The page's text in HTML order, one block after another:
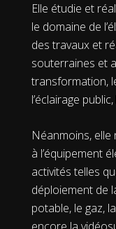
Elle étudie et
le domaine de
des travaux et
souterraines et
transformation,
l’éclairage
Néanmoins, elle
à l’équipement
activités telles
déploiement de
potable, le gaz,